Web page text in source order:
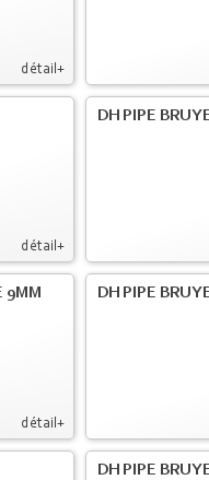
détail+
détail+
DH PIPE
détail+
9MM DH PIPE
DH PIPE